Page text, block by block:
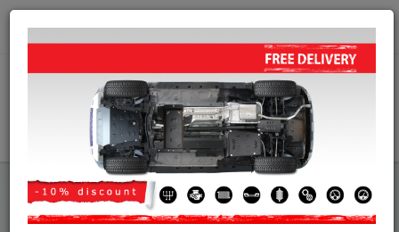
info@krytpodmotor.com
Kryt pod motor Alfa Romeo
Kryt pod motor Alfa Romeo Stelvio